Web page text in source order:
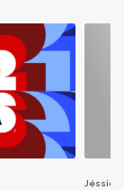
Jéssica